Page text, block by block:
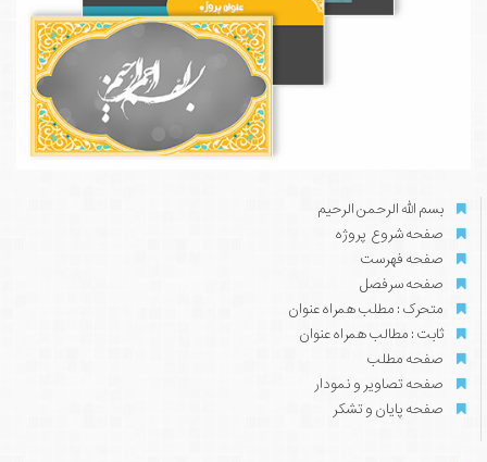
بسم الله الرحمن الرحیم
صفحه شروع پروژه
صفحه فهرست
صفحه سرفصل
متحرک : مطلب همراه عنوان
ثابت : مطالب همراه عنوان
صفحه مطلب
صفحه تصاویر و نمودار
صفحه پایان و تشکر